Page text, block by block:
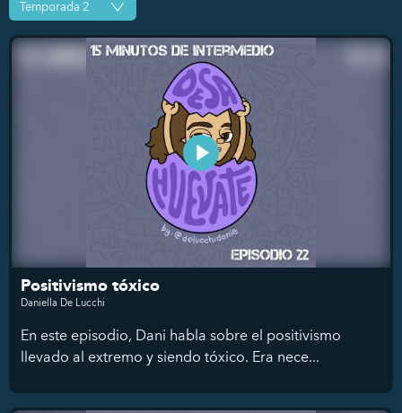
Positivismo tóxico
Daniella De Lucchi
En este episodio, Dani habla sobre el positivismo
llevado al extremo y siendo tóxico. Era nece...